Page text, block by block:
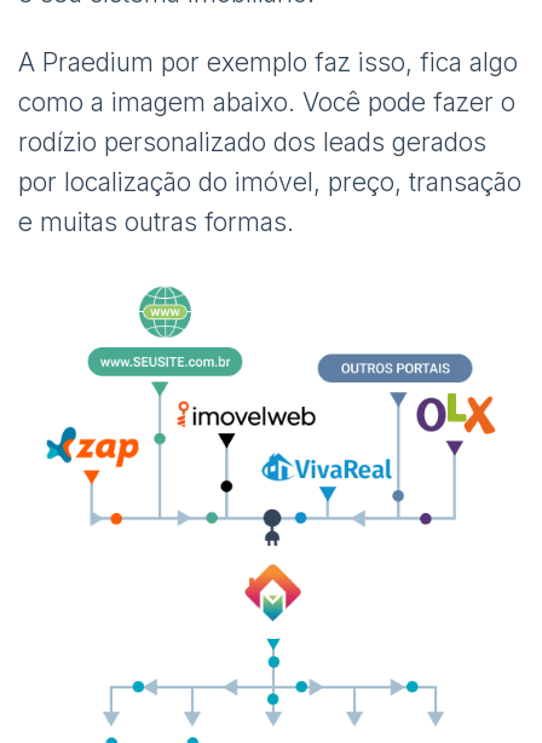
A Praedium por exemplo faz isso, fica algo
como a imagem abaixo. Você pode fazer o
rodízio personalizado dos leads gerados
por localização do imóvel, preço, transação
e muitas outras formas.